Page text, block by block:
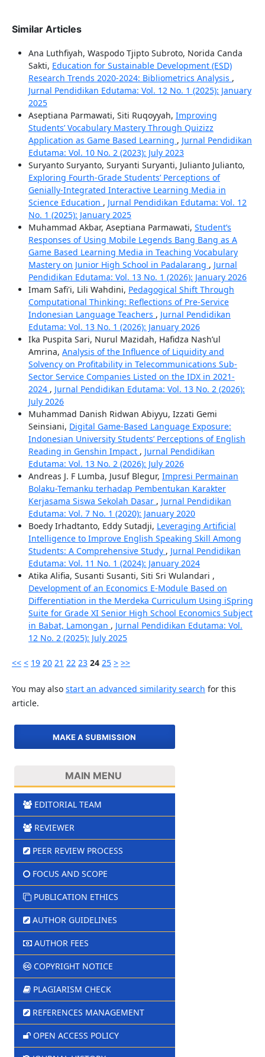
Similar Articles
Ana Luthfiyah, Waspodo Tjipto Subroto, Norida Canda
Sakti, Education for Sustainable Development (ESD)
Research Trends 2020-2024: Bibliometrics Analysis ,
Jurnal Pendidikan Edutama: Vol. 12 No. 1 (2025): January
2025
Aseptiana Parmawati, Siti Ruqoyyah, Improving
Students’ Vocabulary Mastery Through Quizizz
Application as Game Based Learning , Jurnal Pendidikan
Edutama: Vol. 10 No. 2 (2023): July 2023
Suryanto Suryanto, Suryanti Suryanti, Julianto Julianto,
Exploring Fourth-Grade Students’ Perceptions of
Genially-Integrated Interactive Learning Media in
Science Education , Jurnal Pendidikan Edutama: Vol. 12
No. 1 (2025): January 2025
Muhammad Akbar, Aseptiana Parmawati, Student’s
Responses of Using Mobile Legends Bang Bang as A
Game Based Learning Media in Teaching Vocabulary
Mastery on Junior High School in Padalarang , Jurnal
Pendidikan Edutama: Vol. 13 No. 1 (2026): January 2026
Imam Safi'i, Lili Wahdini, Pedagogical Shift Through
Computational Thinking: Reflections of Pre-Service
Indonesian Language Teachers , Jurnal Pendidikan
Edutama: Vol. 13 No. 1 (2026): January 2026
Ika Puspita Sari, Nurul Mazidah, Hafidza Nash’ul
Amrina, Analysis of the Influence of Liquidity and
Solvency on Profitability in Telecommunications Sub-
Sector Service Companies Listed on the IDX in 2021-
2024 , Jurnal Pendidikan Edutama: Vol. 13 No. 2 (2026):
July 2026
Muhammad Danish Ridwan Abiyyu, Izzati Gemi
Seinsiani, Digital Game-Based Language Exposure:
Indonesian University Students’ Perceptions of English
Reading in Genshin Impact , Jurnal Pendidikan
Edutama: Vol. 13 No. 2 (2026): July 2026
Andreas J. F Lumba, Jusuf Blegur, Impresi Permainan
Bolaku-Temanku terhadap Pembentukan Karakter
Kerjasama Siswa Sekolah Dasar , Jurnal Pendidikan
Edutama: Vol. 7 No. 1 (2020): January 2020
Boedy Irhadtanto, Eddy Sutadji, Leveraging Artificial
Intelligence to Improve English Speaking Skill Among
Students: A Comprehensive Study , Jurnal Pendidikan
Edutama: Vol. 11 No. 1 (2024): January 2024
Atika Alifia, Susanti Susanti, Siti Sri Wulandari ,
Development of an Economics E-Module Based on
Differentiation in the Merdeka Curriculum Using iSpring
Suite for Grade XI Senior High School Economics Subject
in Babat, Lamongan , Jurnal Pendidikan Edutama: Vol.
12 No. 2 (2025): July 2025
<< < 19 20 21 22 23 24 25 > >>
You may also start an advanced similarity search for this
article.
MAKE A SUBMISSION
MAIN MENU
EDITORIAL TEAM
REVIEWER
PEER REVIEW PROCESS
FOCUS AND SCOPE
PUBLICATION ETHICS
AUTHOR GUIDELINES
AUTHOR FEES
COPYRIGHT NOTICE
PLAGIARISM CHECK
REFERENCES MANAGEMENT
OPEN ACCESS POLICY